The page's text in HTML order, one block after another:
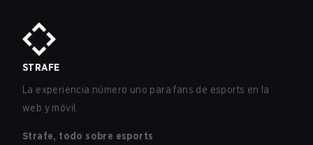
STRAFE
La experiencia número uno para fans de esports en la
web y móvil.
Strafe, todo sobre esports